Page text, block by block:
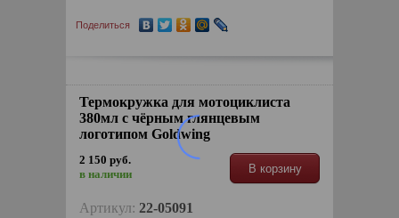
Поделиться
Термокружка для мотоциклиста
380мл с чёрным глянцевым
логотипом Goldwing
2 150 руб.
в наличии
В корзину
Артикул: 22-05091